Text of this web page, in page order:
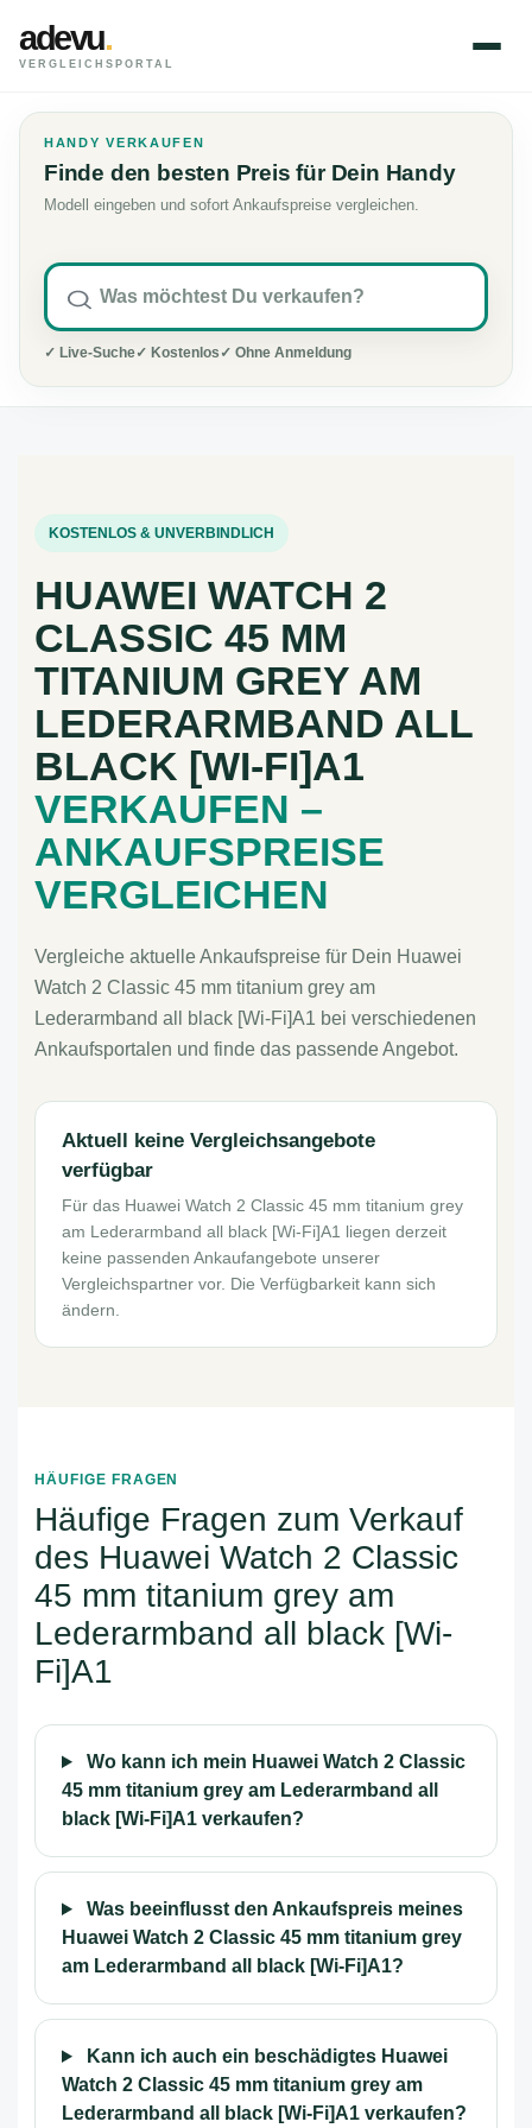
adevu.
VERGLEICHSPORTAL
HANDY VERKAUFEN
Finde den besten Preis für Dein Handy
Modell eingeben und sofort Ankaufspreise vergleichen.
✓ Live-Suche✓ Kostenlos ✓ Ohne Anmeldung
KOSTENLOS & UNVERBINDLICH
HUAWEI WATCH 2
CLASSIC 45 MM
TITANIUM GREY AM
LEDERARMBAND ALL
BLACK [WI-FI]A1
VERKAUFEN –
ANKAUFSPREISE
VERGLEICHEN
Vergleiche aktuelle Ankaufspreise für Dein Huawei
Watch 2 Classic 45 mm titanium grey am
Lederarmband all black [Wi-Fi]A1 bei verschiedenen
Ankaufsportalen und finde das passende Angebot.
Aktuell keine Vergleichsangebote
verfügbar
Für das Huawei Watch 2 Classic 45 mm titanium grey
am Lederarmband all black [Wi-Fi]A1 liegen derzeit
keine passenden Ankaufangebote unserer
Vergleichspartner vor. Die Verfügbarkeit kann sich
ändern.
HÄUFIGE FRAGEN
Häufige Fragen zum Verkauf
des Huawei Watch 2 Classic
45 mm titanium grey am
Lederarmband all black [Wi-
Fi]A1
Wo kann ich mein Huawei Watch 2 Classic
45 mm titanium grey am Lederarmband all
black [Wi-Fi]A1 verkaufen?
Was beeinflusst den Ankaufspreis meines
Huawei Watch 2 Classic 45 mm titanium grey
am Lederarmband all black [Wi-Fi]A1?
Kann ich auch ein beschädigtes Huawei
Watch 2 Classic 45 mm titanium grey am
Lederarmband all black [Wi-Fi]A1 verkaufen?